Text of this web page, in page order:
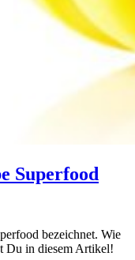
Superfood
bezeichnet. Wie
Du in diesem Artikel!